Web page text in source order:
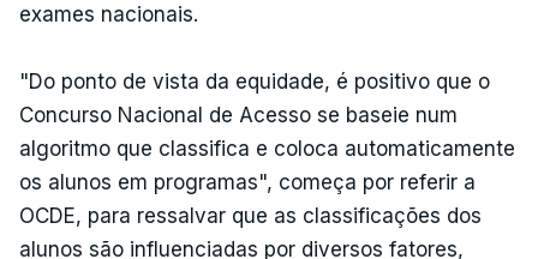
exames nacionais.
"Do ponto de vista da equidade, é positivo que o
Concurso Nacional de Acesso se baseie num
algoritmo que classifica e coloca automaticamente
os alunos em programas", começa por referir a
OCDE, para ressalvar que as classificações dos
alunos são influenciadas por diversos fatores,